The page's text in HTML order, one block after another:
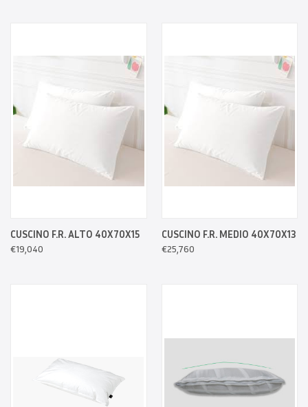
CUSCINO F.R. ALTO 40X70X15
€19,040
CUSCINO F.R. MEDIO 40X70X13
€25,760